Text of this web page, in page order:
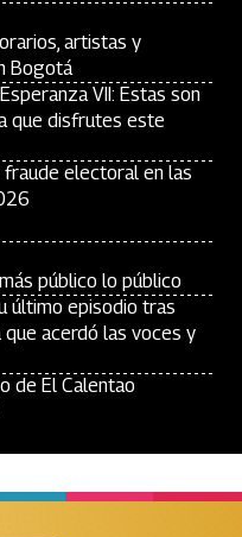
artistas y
Bogotá
VII: Estas son
que disfrutes este
electoral en las
público lo público
último episodio tras
acerdó las voces y
de El Calentao